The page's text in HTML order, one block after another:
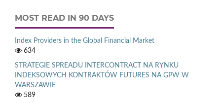
MOST READ IN 90 DAYS
Index Providers in the Global Financial Market
634
STRATEGIE SPREADU INTERCONTRACT NA RYNKU
INDEKSOWYCH KONTRAKTÓW FUTURES NA GPW W
WARSZAWIE
589